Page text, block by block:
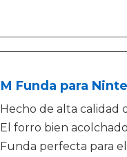
Funda para
Hecho de alta calidad
El forro bien
Funda perfecta para